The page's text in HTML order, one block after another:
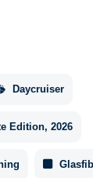
Daycruiser
Edition, 2026